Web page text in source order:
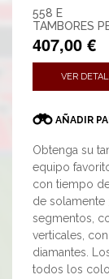
558 E
TAMBORES
407,00 €
VER
AÑADIR
Obtenga su
equipo
con tiempo
de solamente
segmentos,
verticales,
diamantes.
todos los